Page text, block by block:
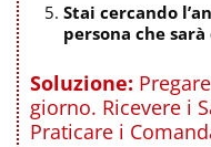
Stai cercando
persona che
Soluzione:
giorno. Ricevere i
Praticare i